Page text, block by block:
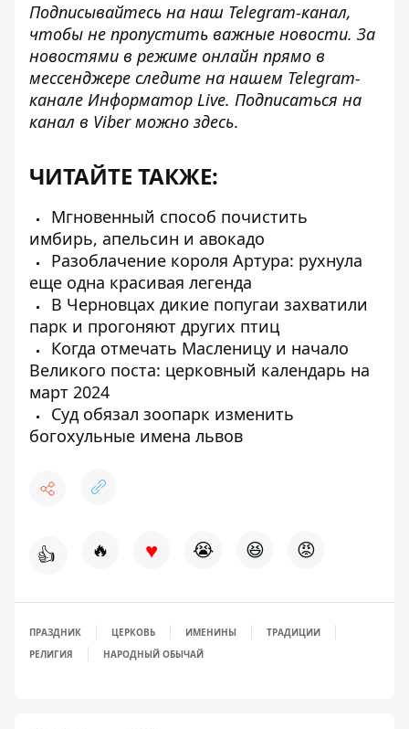
Подписывайтесь на наш Telegram-канал,
чтобы не пропустить важные новости. За
новостями в режиме онлайн прямо в
мессенджере следите на нашем Telegram-
канале Информатор Live. Подписаться на
канал в Viber можно здесь.
ЧИТАЙТЕ ТАКЖЕ:
Мгновенный способ почистить
имбирь, апельсин и авокадо
Разоблачение короля Артура: рухнула
еще одна красивая легенда
В Черновцах дикие попугаи захватили
парк и прогоняют других птиц
Когда отмечать Масленицу и начало
Великого поста: церковный календарь на
март 2024
Суд обязал зоопарк изменить
богохульные имена львов
👍 🔥 ♥ 😭 😆 😡
ПРАЗДНИК ЦЕРКОВЬ ИМЕНИНЫ
ТРАДИЦИИ
РЕЛИГИЯ
НАРОДНЫЙ ОБЫЧАЙ